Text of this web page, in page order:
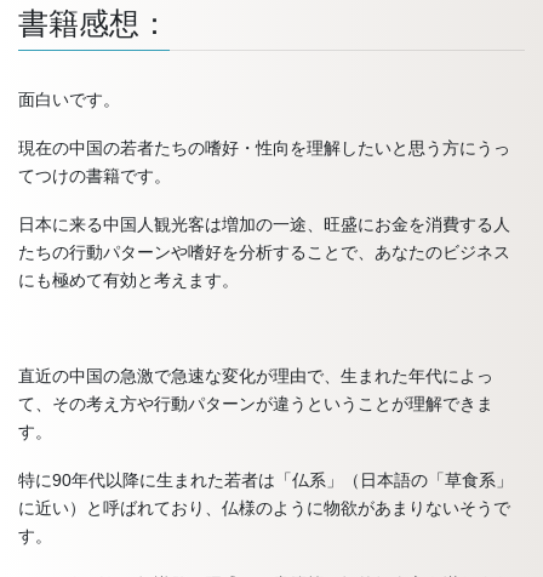
書籍感想：
面白いです。
現在の中国の若者たちの嗜好・性向を理解したいと思う方にうっ
てつけの書籍です。
日本に来る中国人観光客は増加の一途、旺盛にお金を消費する人
たちの行動パターンや嗜好を分析することで、あなたのビジネス
にも極めて有効と考えます。
直近の中国の急激で急速な変化が理由で、生まれた年代によっ
て、その考え方や行動パターンが違うということが理解できま
す。
特に90年代以降に生まれた若者は「仏系」（日本語の「草食系」
に近い）と呼ばれており、仏様のように物欲があまりないそうで
す。